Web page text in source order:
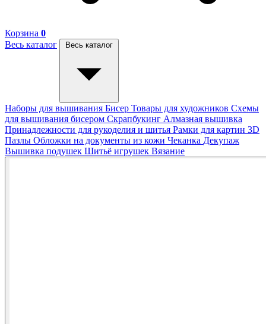
Корзина 0
Весь каталог
Весь каталог
Наборы для вышивания Бисер Товары для художников Схемы
для вышивания бисером Скрапбукинг Алмазная вышивка
Принадлежности для рукоделия и шитья Рамки для картин 3D
Пазлы Обложки на документы из кожи Чеканка Декупаж
Вышивка подушек Шитьё игрушек Вязание